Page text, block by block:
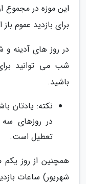
برای بازدید عموم
شب می توانید برای
باشید.
نکته: یادتان
در روزهای سه
تعطیل است.